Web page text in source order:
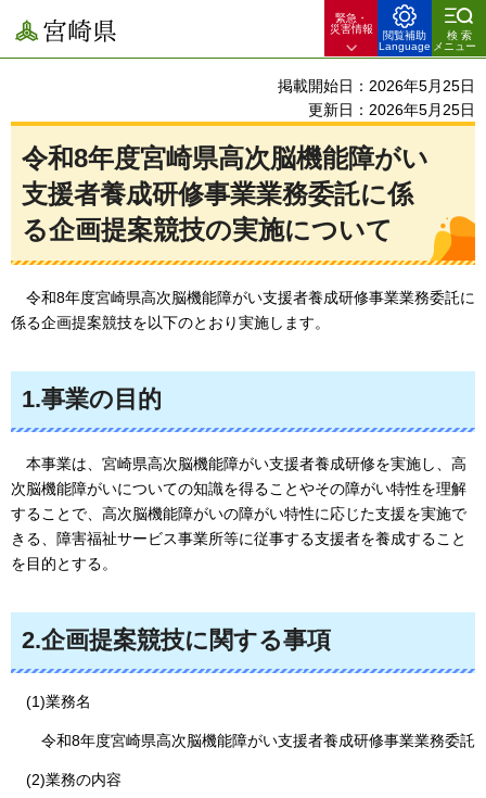
宮崎県
緊急・
災害情報
閲覧補助
Language
検索
メニュー
掲載開始日：2026年5月25日
更新日：2026年5月25日
令和8年度宮崎県高次脳機能障がい
支援者養成研修事業業務委託に係
る企画提案競技の実施について
令和8年度宮崎県高次脳機能障がい支援者養成研修事業業務委託に
係る企画提案競技を以下のとおり実施します。
1.事業の目的
本事業は、 宮崎県高次脳機能障がい支援者養成研修を実施し、高
次脳機能障がいについての知識を得ることやその障がい特性を理解
することで、高次脳機能障がいの障がい特性に応じた支援を実施で
きる、障害福祉サービス事業所等に従事する支援者を養成すること
を目的とする。
2.企画提案競技に関する事項
(1)業務名
令和8年度宮崎県高次脳機能障がい支援者養成研修事業業務委託
(2)業務の内容